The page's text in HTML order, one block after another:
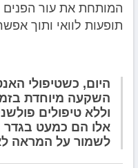
המותחת את עור הפנים
תופעות לוואי ותוך
היום, כשטיפולי
השקעה מיוחדת
וללא טיפולים
אלו הם כמעט בגדר
לשמור על המראה